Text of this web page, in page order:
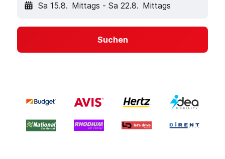
Sa 15.8. Mittags - Sa 22.8. Mittags
Suchen